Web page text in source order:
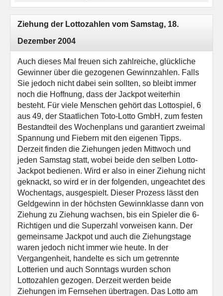
Ziehung der Lottozahlen vom Samstag, 18.
Dezember 2004
Auch dieses Mal freuen sich zahlreiche, glückliche
Gewinner über die gezogenen Gewinnzahlen. Falls
Sie jedoch nicht dabei sein sollten, so bleibt immer
noch die Hoffnung, dass der Jackpot weiterhin
besteht. Für viele Menschen gehört das Lottospiel, 6
aus 49, der Staatlichen Toto-Lotto GmbH, zum festen
Bestandteil des Wochenplans und garantiert zweimal
Spannung und Fiebern mit den eigenen Tipps.
Derzeit finden die Ziehungen jeden Mittwoch und
jeden Samstag statt, wobei beide den selben Lotto-
Jackpot bedienen. Wird er also in einer Ziehung nicht
geknackt, so wird er in der folgenden, ungeachtet des
Wochentags, ausgespielt. Dieser Prozess lässt den
Geldgewinn in der höchsten Gewinnklasse dann von
Ziehung zu Ziehung wachsen, bis ein Spieler die 6-
Richtigen und die Superzahl vorweisen kann. Der
gemeinsame Jackpot und auch die Ziehungstage
waren jedoch nicht immer wie heute. In der
Vergangenheit, handelte es sich um getrennte
Lotterien und auch Sonntags wurden schon
Lottozahlen gezogen. Derzeit werden beide
Ziehungen im Fernsehen übertragen. Das Lotto am